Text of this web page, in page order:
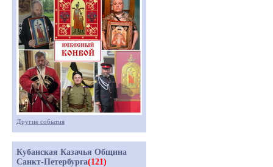
Другие события
Кубанская Казачья Община
Санкт-Петербурга(121)